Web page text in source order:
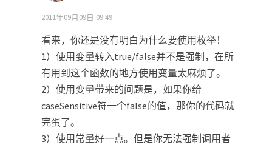
2011年09月09日 09:49
看来，你还是没有明白为什么要使用枚举！
1）使用变量转入true/false并不是强制，在所
有用到这个函数的地方使用变量太麻烦了。
2）使用变量带来的问题是，如果你给
caseSensitive符一个false的值，那你的代码就
完蛋了。
3）使用常量好一点。但是你无法强制调用者